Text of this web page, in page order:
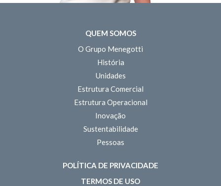
QUEM SOMOS
O Grupo Menegotti
História
Unidades
Estrutura Comercial
Estrutura Operacional
Inovação
Sustentabilidade
Pessoas
POLÍTICA DE PRIVACIDADE
TERMOS DE USO